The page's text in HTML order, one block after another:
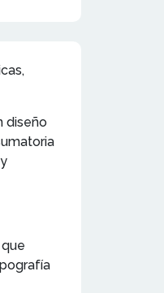
diseño